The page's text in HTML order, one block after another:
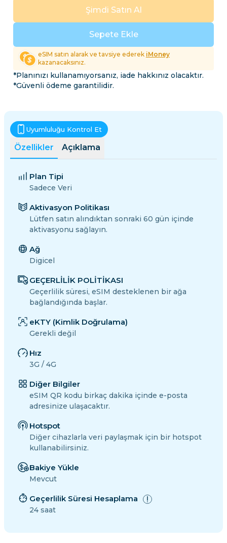
Sepete Ekle
Şimdi Satın Al
eSIM satın alarak ve tavsiye ederek iMoney
kazanacaksınız.
*Planınızı kullanamıyorsanız, iade hakkınız olacaktır.
*Güvenli ödeme garantilidir.
Özellikler Açıklama
Uyumluluğu Kontrol Et
Plan Tipi
Sadece Veri
Aktivasyon Politikası
Lütfen satın alındıktan sonraki 60 gün içinde
aktivasyonu sağlayın.
Ağ
Digicel
GEÇERLİLİK POLİTİKASI
Geçerlilik süresi, eSIM desteklenen bir ağa
bağlandığında başlar.
eKTY (Kimlik Doğrulama)
Gerekli değil
Hız
3G / 4G
Diğer Bilgiler
eSIM QR kodu birkaç dakika içinde e-posta
adresinize ulaşacaktır.
Hotspot
Diğer cihazlarla veri paylaşmak için bir hotspot
kullanabilirsiniz.
Bakiye Yükle
Mevcut
Geçerlilik Süresi Hesaplama
24 saat